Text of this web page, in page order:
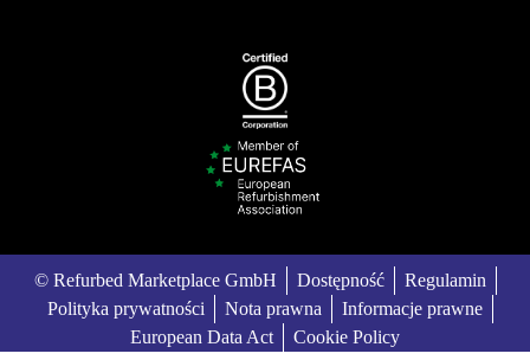
© Refurbed Marketplace GmbH Dostępność
Regulamin
Polityka prywatności
Nota prawna
Informacje prawne
European Data Act
Cookie Policy